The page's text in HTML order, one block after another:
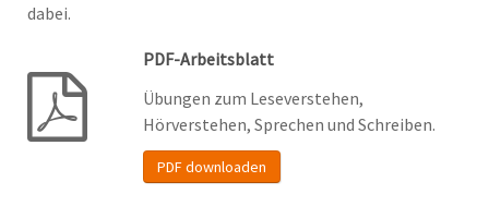
dabei.
PDF-Arbeitsblatt
Übungen zum Leseverstehen,
Hörverstehen, Sprechen und Schreiben.
PDF downloaden